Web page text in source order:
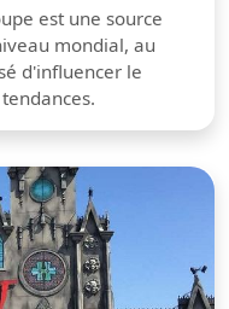
est une source
mondial, au
d'influencer le